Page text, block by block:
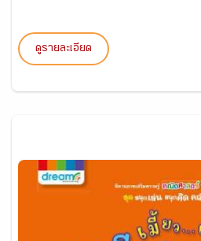
ดูรายละเอียด